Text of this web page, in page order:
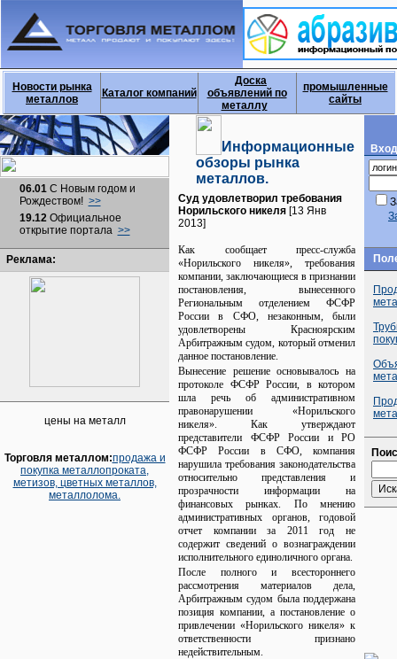
Новости рынка
металлов
Каталог компаний
Доска
объявлений по
металлу
промышленные
сайты
06.01С Новым годом и
Рождеством! >>
19.12Официальное
открытие портала >>
Реклама:
цены на металл
Торговля металлом:продажа и
покупка металлопроката,
метизов, цветных металлов,
металлолома.
Информационные
обзоры рынка
металлов.
Суд удовлетворил требования
Норильского никеля [13 Янв
2013]
Как сообщает пресс-служба
«Норильского никеля», требования
компании, заключающиеся в признании
постановления, вынесенного
Региональным отделением ФСФР
России в СФО, незаконным, были
удовлетворены Красноярским
Арбитражным судом, который отменил
данное постановление.
Вынесение решение основывалось на
протоколе ФСФР России, в котором
шла речь об административном
правонарушении «Норильского
никеля». Как утверждают
представители ФСФР России и РО
ФСФР России в СФО, компания
нарушила требования законодательства
относительно представления и
прозрачности информации на
финансовых рынках. По мнению
административных органов, годовой
отчет компании за 2011 год не
содержит сведений о вознаграждении
исполнительного единоличного органа.
После полного и всестороннего
рассмотрения материалов дела,
Арбитражным судом была поддержана
позиция компании, а постановление о
привлечении «Норильского никеля» к
ответственности признано
недействительным.